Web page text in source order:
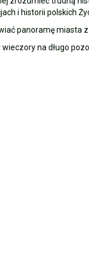
i historii polskich
panoramę miasta
na długo